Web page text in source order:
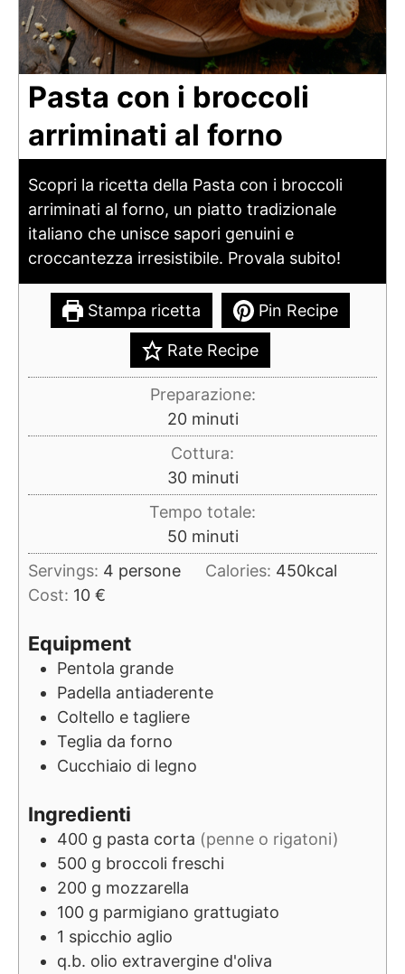
Pasta con i broccoli
arriminati al forno
Scopri la ricetta della Pasta con i broccoli
arriminati al forno, un piatto tradizionale
italiano che unisce sapori genuini e
croccantezza irresistibile. Provala subito!
Stampa ricetta Pin Recipe
Rate Recipe
Preparazione:
20minuti
minuti
Cottura:
30minuti
minuti
Tempo totale:
50minuti
minuti
Servings: 4 persone Calories: 450kcal
Cost: 10 €
Equipment
Pentola grande
Padella antiaderente
Coltello e tagliere
Teglia da forno
Cucchiaio di legno
Ingredienti
400 g pasta corta (penne o rigatoni)
500 g broccoli freschi
200 g mozzarella
100 g parmigiano grattugiato
1 spicchio aglio
q.b. olio extravergine d'oliva